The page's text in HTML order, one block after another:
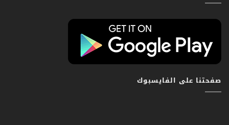
صفحتنا على الفايسبوك